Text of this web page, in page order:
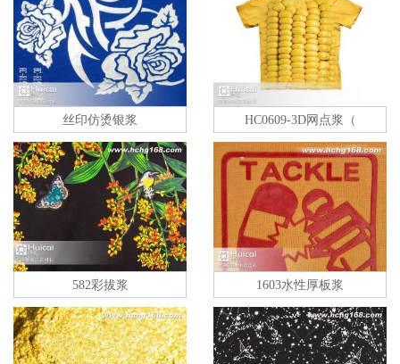
丝印仿烫银浆 HC0609-3D网点浆（
582彩拔浆 1603水性厚板浆